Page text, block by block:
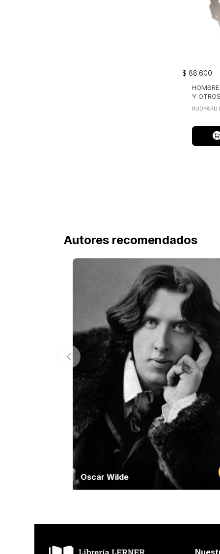
$ 88.600
Y
RUDYARD
Autores recomendados
Oscar Wilde